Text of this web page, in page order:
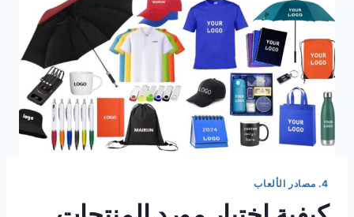
4. مصادر الألعاب